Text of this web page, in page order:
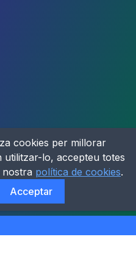
cookies per millorar
utilitzar-lo, accepteu totes
política de cookies.
Acceptar